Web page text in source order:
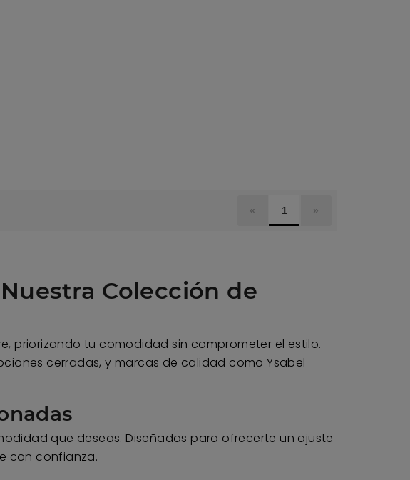
« 1 »
Colección de
priorizando tu comodidad sin comprometer el estilo.
cerradas, y marcas de calidad como Ysabel
que deseas. Diseñadas para ofrecerte un ajuste
con confianza.